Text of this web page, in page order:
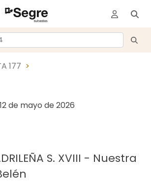
177
12 de mayo de 2026
S. XVIII - Nuestra